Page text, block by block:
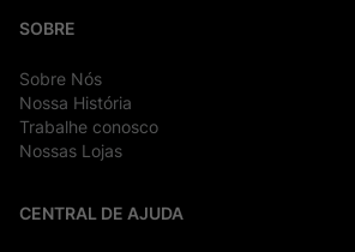
SOBRE
Sobre Nós
Nossa História
Trabalhe conosco
Nossas Lojas
CENTRAL DE AJUDA